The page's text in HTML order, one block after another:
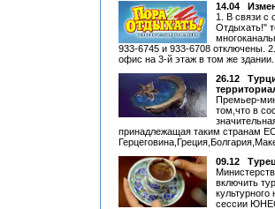
14.04
1. В связи с
Отдыхать!"
933-6745 и 933-6708 отключены.
офис на 3-й этаж в том же здании.
26.12
Премьер-
том,что в
принадлежащая таким странам
09.12
включить
сессии